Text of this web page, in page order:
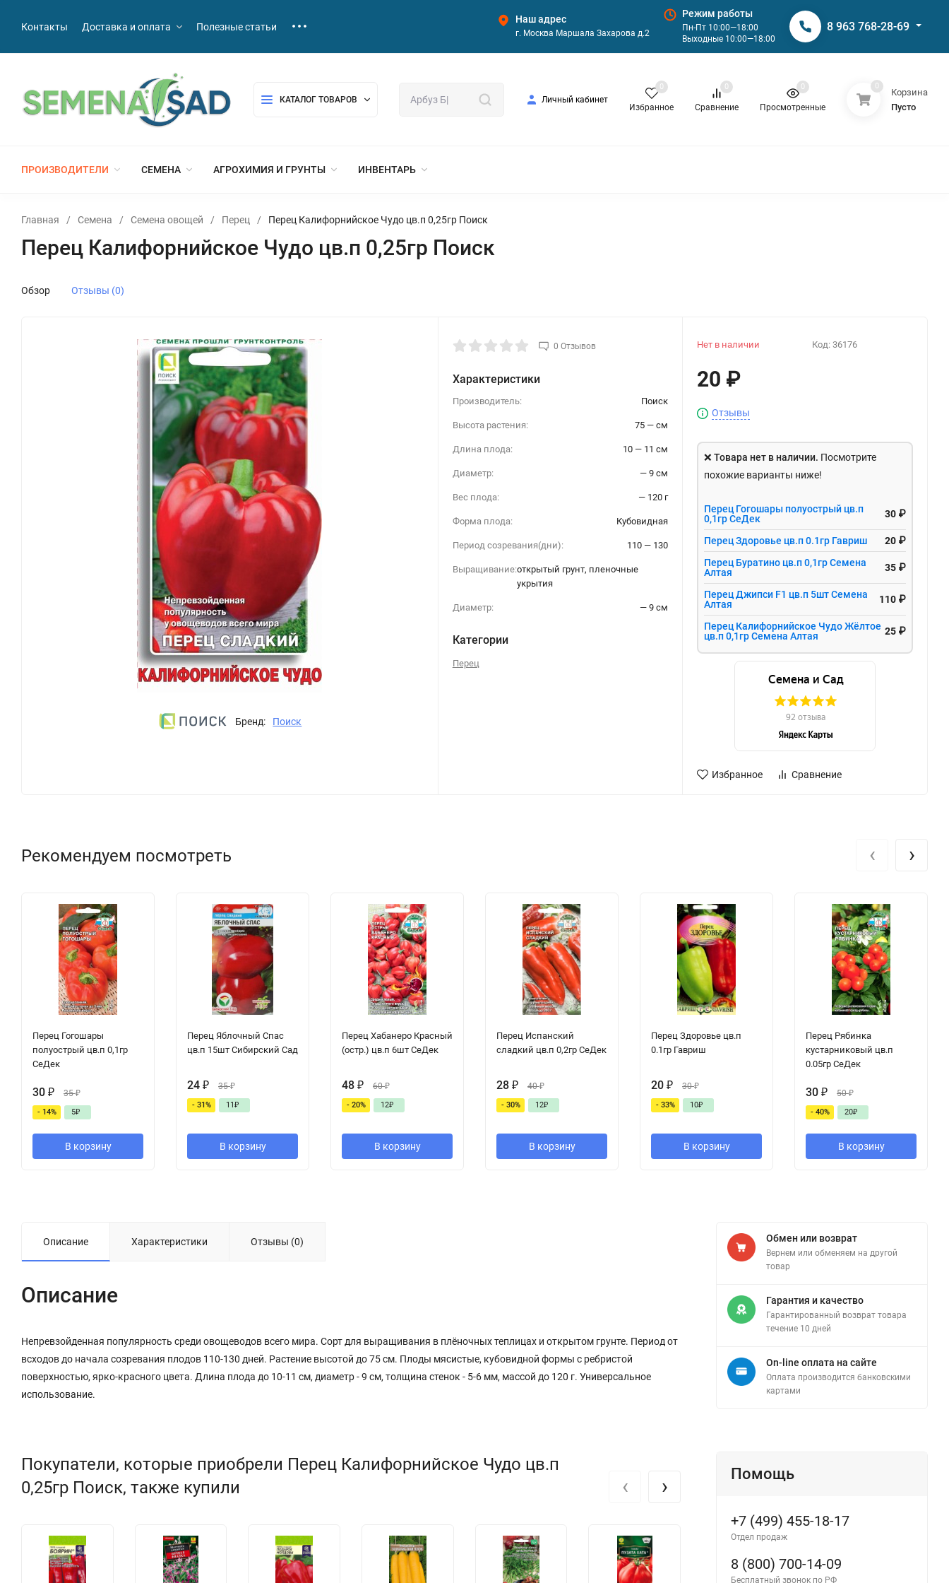
Контакты Доставка и оплата Полезные статьи
Наш адрес
г. Москва Маршала Захарова д.2
Режим работы
Пн-Пт 10:00—18:00
Выходные 10:00—18:00
8 963 768-28-69
КАТАЛОГ ТОВАРОВ
Личный кабинет
Избранное
0
Сравнение
0
Просмотренные
0 0
Корзина
Пусто
ПРОИЗВОДИТЕЛИ СЕМЕНА АГРОХИМИЯ И ГРУНТЫ ИНВЕНТАРЬ
Главная / Семена / Семена овощей / Перец / Перец Калифорнийское Чудо цв.п 0,25гр Поиск
Перец Калифорнийское Чудо цв.п 0,25гр Поиск
Обзор Отзывы (0)
Бренд: Поиск
0 Отзывов
Характеристики
Производитель: Поиск
Высота растения: 75 — см
Длина плода: 10 — 11 см
Диаметр: — 9 см
Вес плода: — 120 г
Форма плода: Кубовидная
Период созревания(дни): 110 — 130
Выращивание:открытый грунт, пленочные
укрытия
Диаметр: — 9 см
Категории
Перец
Нет в наличии Код: 36176
20 ₽
Отзывы
❌ Товара нет в наличии. Посмотрите
похожие варианты ниже!
Перец Гогошары полуострый цв.п
0,1гр СеДек
30 ₽
Перец Здоровье цв.п 0.1гр Гавриш
20 ₽
Перец Буратино цв.п 0,1гр Семена
Алтая
35 ₽
Перец Джипси F1 цв.п 5шт Семена
Алтая
110 ₽
Перец Калифорнийское Чудо Жёлтое
цв.п 0,1гр Семена Алтая
25 ₽
Избранное Сравнение
Рекомендуем посмотреть
Перец Гогошары
полуострый цв.п 0,1гр
СеДек
30 ₽ 35₽
- 14% 5₽
В корзину
Перец Яблочный Спас
цв.п 15шт Сибирский Сад
24 ₽ 35₽
- 31% 11 ₽
В корзину
Перец Хабанеро Красный
(остр.) цв.п 6шт СеДек
48 ₽ 60₽
- 20% 12₽
В корзину
Перец Испанский
сладкий цв.п 0,2гр СеДек
28 ₽ 40₽
- 30% 12₽
В корзину
Перец Здоровье цв.п
0.1гр Гавриш
20 ₽ 30₽
- 33% 10₽
В корзину
Перец Рябинка
кустарниковый цв.п
0.05гр СеДек
30 ₽ 50₽
- 40% 20₽
В корзину
‹ ›
Описание Характеристики Отзывы (0)
Описание
Непревзойденная популярность среди овощеводов всего мира. Сорт для выращивания в плёночных теплицах и открытом грунте. Период от
всходов до начала созревания плодов 110-130 дней. Растение высотой до 75 см. Плоды мясистые, кубовидной формы с ребристой
поверхностью, ярко-красного цвета. Длина плода до 10-11 см, диаметр - 9 см, толщина стенок - 5-6 мм, массой до 120 г. Универсальное
использование.
Покупатели, которые приобрели Перец Калифорнийское Чудо цв.п
0,25гр Поиск, также купили
‹ ›
Обмен или возврат
Вернем или обменяем на другой
товар
Гарантия и качество
Гарантированный возврат товара
течение 10 дней
On-line оплата на сайте
Оплата производится банковскими
картами
Помощь
+7 (499) 455-18-17
Отдел продаж
8 (800) 700-14-09
Бесплатный звонок по РФ